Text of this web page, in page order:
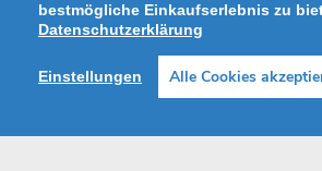
Zahlungsarten
Instagram
bestmögliche Einkaufserlebnis zu
Datenschutzerklärung
Einstellungen Alle Cookies